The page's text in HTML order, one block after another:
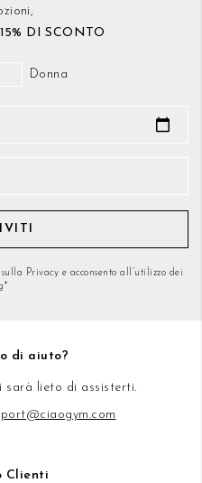
DI SCONTO
Donna
Privacy e acconsento all’utilizzo dei
di aiuto?
sarà lieto di assisterti.
Clienti